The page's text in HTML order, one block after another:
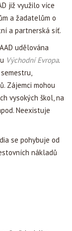
již využilo více
a žadatelům o
a partnerská síť.
udělována
Východní Evropa.
Zájemci mohou
vysokých škol, na
Neexistuje
se pohybuje od
nákladů